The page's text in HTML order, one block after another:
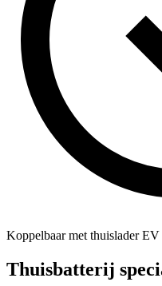
Koppelbaar met thuislader EV
Thuisbatterij